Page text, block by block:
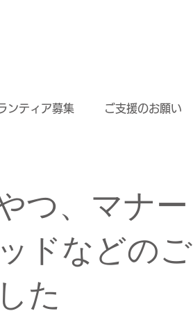
ンティア募集 ご支援のお願い
つ、マナー
ドなどのご
た